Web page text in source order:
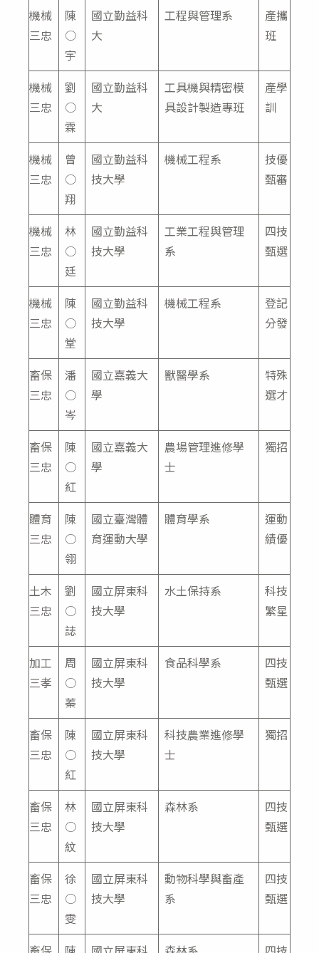
機械
三忠
陳
○
宇
國立勤益科
大
工程與管理系
產攜
班
機械
三忠
劉
○
霖
國立勤益科
大
工具機與精密模
具設計製造專班
產學
訓
機械
三忠
曾
○
翔
國立勤益科
技大學
機械工程系
技優
甄審
機械
三忠
林
○
廷
國立勤益科
技大學
工業工程與管理
系
四技
甄選
機械
三忠
陳
○
堂
國立勤益科
技大學
機械工程系
登記
分發
畜保
三忠
潘
○
岑
國立嘉義大
學
獸醫學系
特殊
選才
畜保
三忠
陳
○
紅
國立嘉義大
學
農場管理進修學
士
獨招
體育
三忠
陳
○
翎
國立臺灣體
育運動大學
體育學系
運動
績優
土木
三忠
劉
○
誌
國立屏東科
技大學
水土保持系
科技
繁星
加工
三孝
周
○
蓁
國立屏東科
技大學
食品科學系
四技
甄選
畜保
三忠
陳
○
紅
國立屏東科
技大學
科技農業進修學
士
獨招
畜保
三忠
林
○
紋
國立屏東科
技大學
森林系
四技
甄選
畜保
三忠
徐
○
雯
國立屏東科
技大學
動物科學與畜產
系
四技
甄選